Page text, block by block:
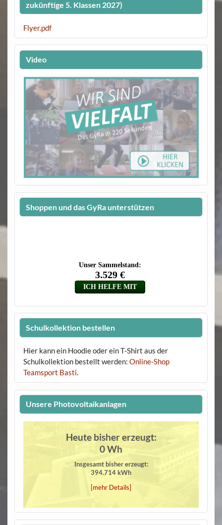
zukünftige 5. Klassen 2027)
Flyer.pdf
Video
Shoppen und das GyRa unterstützen
Schulkollektion bestellen
Hier kann ein Hoodie oder ein T-Shirt aus der
Schulkollektion bestellt werden: Online-Shop
Teamsport Basti.
Unsere Photovoltaikanlagen
Heute bisher erzeugt:
0 Wh
Insgesamt bisher erzeugt:
394.714 kWh
[mehr Details]